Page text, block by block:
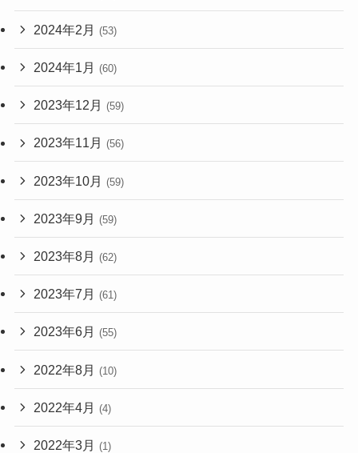
2024年2月 (53)
2024年1月 (60)
2023年12月 (59)
2023年11月 (56)
2023年10月 (59)
2023年9月 (59)
2023年8月 (62)
2023年7月 (61)
2023年6月 (55)
2022年8月 (10)
2022年4月 (4)
2022年3月 (1)